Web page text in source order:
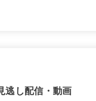
逃し配信・動画